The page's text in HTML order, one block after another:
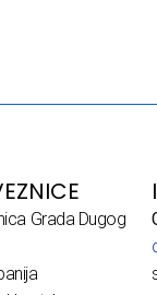
Grada Dugog